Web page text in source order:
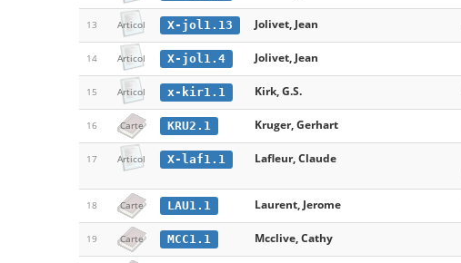
13 Articol X-jol1.13 Jolivet, Jean
14 Articol X-jol1.4 Jolivet, Jean
15 Articol x-kir1.1 Kirk, G.S.
16 Carte KRU2.1 Kruger, Gerhart
17 Articol X-laf1.1 Lafleur, Claude
18 Carte LAU1.1 Laurent, Jerome
19 Carte MCC1.1 Mcclive, Cathy